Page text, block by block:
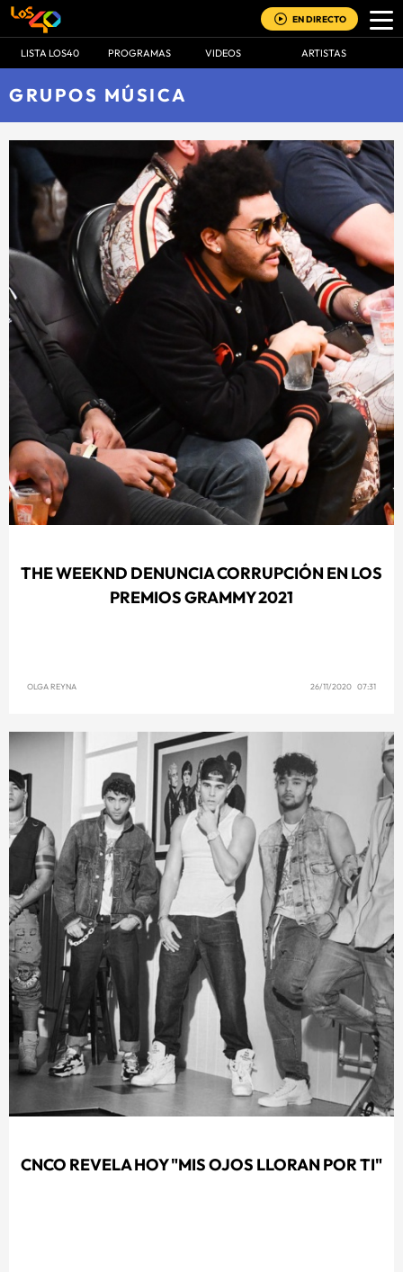
EN DIRECTO
LISTA LOS40 PROGRAMAS VIDEOS ARTISTAS
GRUPOS MÚSICA
THE WEEKND DENUNCIA CORRUPCIÓN EN LOS
PREMIOS GRAMMY 2021
OLGA REYNA 26/11/2020 07:31
CNCO REVELA HOY "MIS OJOS LLORAN POR TI"